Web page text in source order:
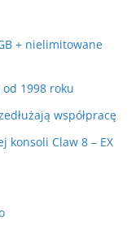
+ nielimitowane
1998 roku
współpracę
konsoli Claw 8 – EX